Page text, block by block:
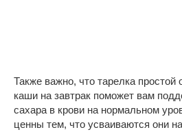
Также важно, что тарелка простой
каши на завтрак поможет вам
сахара в крови на нормальном
ценны тем, что усваиваются они